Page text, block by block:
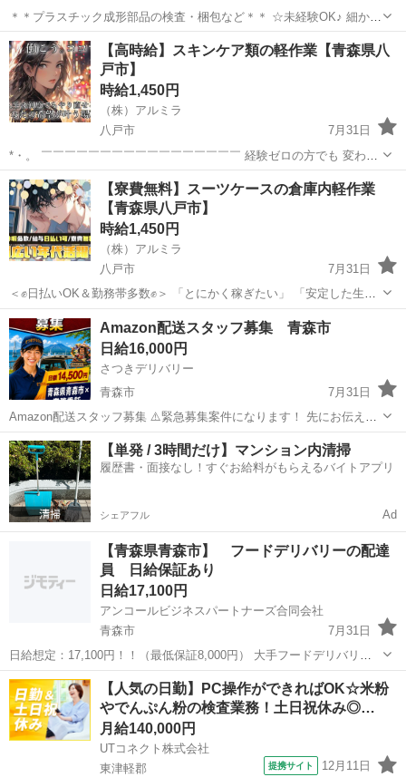
＊＊プラスチック成形部品の検査・梱包など＊＊ ☆未経験OK♪ 細かい
作業がお好きな方にピッタリ！ 20代～40代の男女活躍中◎ ＜具体的
には…＞ 【袋詰め工程】 ①製造された製品の検査 →拡大鏡や目視で
検査 →変形や製品...
青森 中津軽郡 倉庫
【高時給】スキンケア類の軽作業【青森県八
戸市】
時給1,450円
（株）アルミラ
八戸市
7月31日
*・。 ￣￣￣￣￣￣￣￣￣￣￣￣￣￣￣￣￣ 経験ゼロの方でも 変わら
ず高時給からのスタートで しっかり稼げる環境♪ 頑張りを必ず 評価し
てくれる職場なので 努力次第で時給はUP！ どんどん貯金...
青森 八戸市 倉庫 時給
【寮費無料】スーツケースの倉庫内軽作業
【青森県八戸市】
時給1,450円
（株）アルミラ
八戸市
7月31日
＜✊日払いOK＆勤務帯多数✊＞ 「とにかく稼ぎたい」 「安定した生活
を送りたい」 そんな方にオススメ✨ 日払いOKだから すぐにお給料を
受け取ることができます。 寮や支援...
青森 八戸市 時給
Amazon配送スタッフ募集 青森市
日給16,000円
さつきデリバリー
青森市
7月31日
Amazon配送スタッフ募集 ⚠️緊急募集案件になります！ 先にお伝えし
ますが、誠実な方であれば未経験大歓迎です。 普通免許さえあればど
なたでもできるお仕事です。 商品を、個人宅や企業様へ小口の配達す
るだけのお仕...
青森 青森市 物流 スタッフ
【単発 / 3時間だけ】マンション内清掃
履歴書・面接なし！すぐお給料がもらえるバイトアプリ
シェアフル Ad
【青森県青森市】 フードデリバリーの配達
員 日給保証あり
日給17,100円
アンコールビジネスパートナーズ合同会社
青森市
7月31日
日給想定：17,100円！！（最低保証8,000円） 大手フードデリバリー
サイトの配送案件です！！ 自転車、原付、バイク、車の手配はご自身
になります！！ （※車はリースできます！！）リース代必要！！ 業務
拡大につき、...
青森 青森市 ドライバー 1件
【人気の日勤】PC操作ができればOK☆米粉
やでんぷん粉の検査業務！土日祝休み◎…
月給140,000円
UTコネクト株式会社
東津軽郡
提携サイト 12月11日